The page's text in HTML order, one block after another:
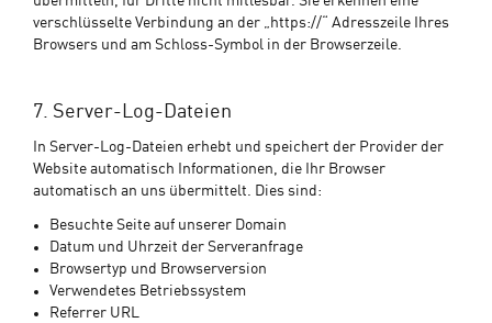
verschlüsselte Verbindung an der „https://“ Adresszeile Ihres
Browsers und am Schloss-Symbol in der Browserzeile.
7. Server-Log-Dateien
In Server-Log-Dateien erhebt und speichert der Provider der
Website automatisch Informationen, die Ihr Browser
automatisch an uns übermittelt. Dies sind:
Besuchte Seite auf unserer Domain
Datum und Uhrzeit der Serveranfrage
Browsertyp und Browserversion
Verwendetes Betriebssystem
Referrer URL